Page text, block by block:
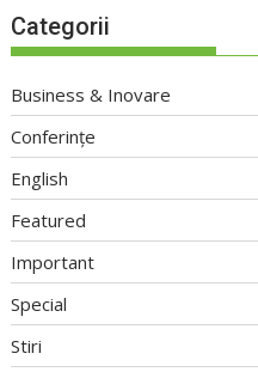
Categorii
Business & Inovare
Conferințe
English
Featured
Important
Special
Stiri